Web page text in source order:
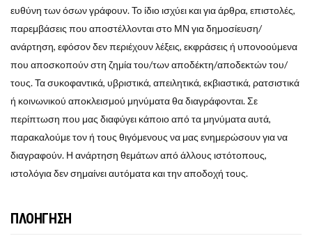
ευθύνη των όσων γράφουν. Το ίδιο ισχύει και για άρθρα, επιστολές,
παρεμβάσεις που αποστέλλονται στο ΜΝ για δημοσίευση/
ανάρτηση, εφόσον δεν περιέχουν λέξεις, εκφράσεις ή υπονοούμενα
που αποσκοπούν στη ζημία του/των αποδέκτη/αποδεκτών του/
τους. Τα συκοφαντικά, υβριστικά, απειλητικά, εκβιαστικά, ρατσιστικά
ή κοινωνικού αποκλεισμού μηνύματα θα διαγράφονται. Σε
περίπτωση που μας διαφύγει κάποιο από τα μηνύματα αυτά,
παρακαλούμε τον ή τους θιγόμενους να μας ενημερώσουν για να
διαγραφούν. Η ανάρτηση θεμάτων από άλλους ιστότοπους,
ιστολόγια δεν σημαίνει αυτόματα και την αποδοχή τους.
ΠΛΟΗΓΗΣΗ